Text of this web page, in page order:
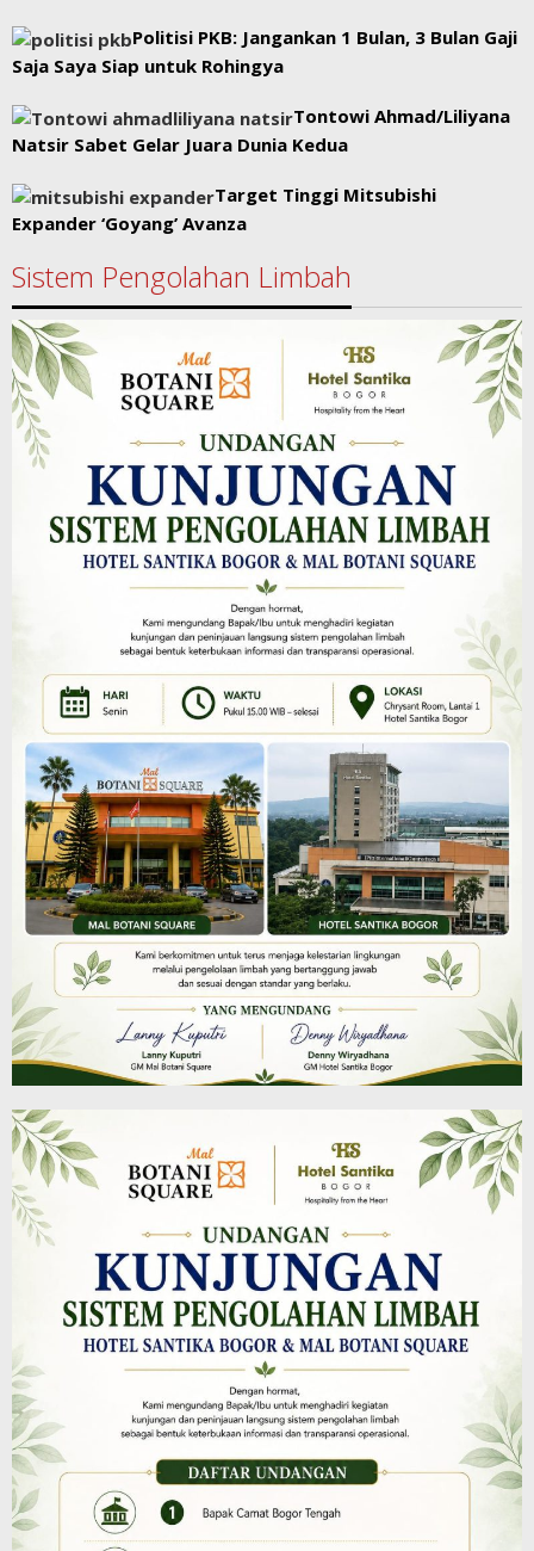
Politisi PKB: Jangankan 1 Bulan, 3 Bulan Gaji
Saja Saya Siap untuk Rohingya
Tontowi Ahmad/Liliyana
Natsir Sabet Gelar Juara Dunia Kedua
Target Tinggi Mitsubishi
Expander ‘Goyang’ Avanza
Sistem Pengolahan Limbah